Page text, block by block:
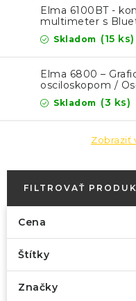
Elma 6100BT -
multimeter s
Skladom (15 ks)
Elma 6800 –
osciloskopom /
Skladom (3 ks)
Zobraziť
FILTROVAŤ
Cena
Štítky
Značky